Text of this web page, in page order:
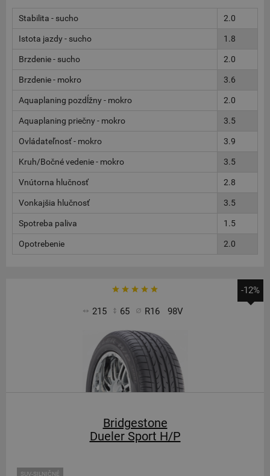
Stabilita - sucho 2.0
Istota jazdy - sucho 1.8
Brzdenie - sucho 2.0
Brzdenie - mokro 3.6
Aquaplaning pozdĺžny - mokro 2.0
Aquaplaning priečny - mokro 3.5
Ovládateľnosť - mokro 3.9
Kruh/Bočné vedenie - mokro 3.5
Vnútorna hlučnosť 2.8
Vonkajšia hlučnosť 3.5
Spotreba paliva 1.5
Opotrebenie 2.0
215 65 R16 98V
-12%
Bridgestone
Dueler Sport H/P
SUV-SILNIČNÉ